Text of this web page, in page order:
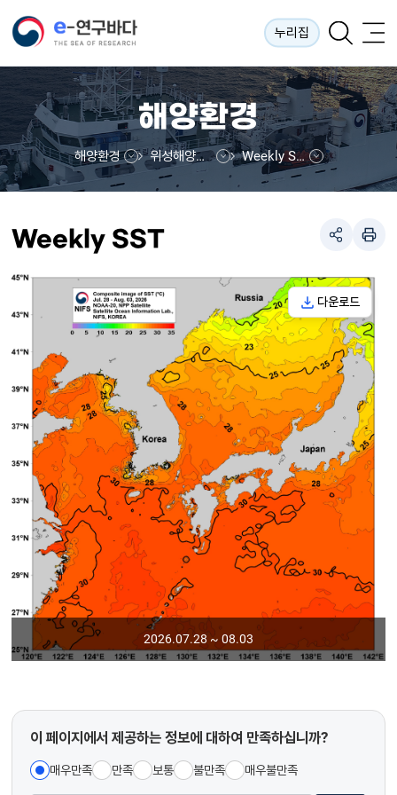
누리집
해양환경
해양환경 위성해양정보 Weekly SST
Weekly SST
2026.07.28 ~ 08.03
다운로드
이 페이지에서 제공하는 정보에 대하여 만족하십니까?
매우만족 만족 보통 불만족 매우불만족